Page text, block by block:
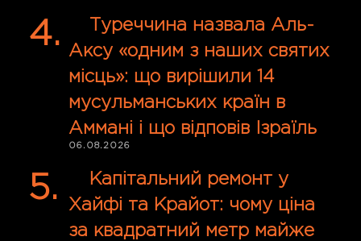
Туреччина назвала Аль-
Аксу «одним з наших святих
місць»: що вирішили 14
мусульманських країн в
Аммані і що відповів Ізраїль
06.08.2026
Капітальний ремонт у
Хайфі та Крайот: чому ціна
за квадратний метр майже